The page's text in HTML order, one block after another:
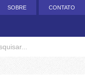
SOBRE CONTATO